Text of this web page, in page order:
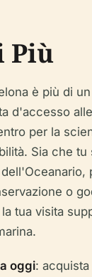
Più
è più di
d'accesso
per la
Sia che tu
o
tua visita
oggi: